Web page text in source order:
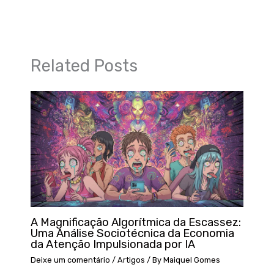
Related Posts
A Magnificação Algorítmica da Escassez:
Uma Análise Sociotécnica da Economia
da Atenção Impulsionada por IA
Deixe um comentário / Artigos / By Maiquel Gomes